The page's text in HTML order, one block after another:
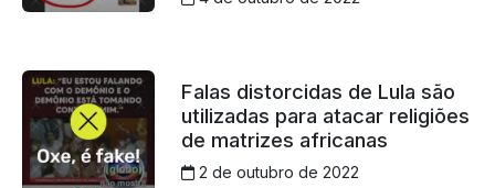
Falas distorcidas de Lula são
utilizadas para atacar religiões
de matrizes africanas
2 de outubro de 2022